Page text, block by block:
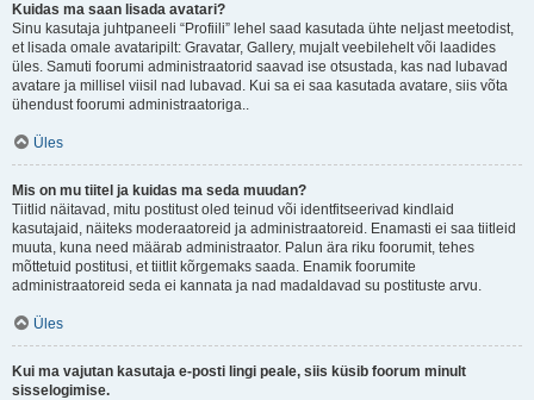
Kuidas ma saan lisada avatari?
Sinu kasutaja juhtpaneeli “Profiili” lehel saad kasutada ühte neljast meetodist,
et lisada omale avataripilt: Gravatar, Gallery, mujalt veebilehelt või laadides
üles. Samuti foorumi administraatorid saavad ise otsustada, kas nad lubavad
avatare ja millisel viisil nad lubavad. Kui sa ei saa kasutada avatare, siis võta
ühendust foorumi administraatoriga..
Üles
Mis on mu tiitel ja kuidas ma seda muudan?
Tiitlid näitavad, mitu postitust oled teinud või identfitseerivad kindlaid
kasutajaid, näiteks moderaatoreid ja administraatoreid. Enamasti ei saa tiitleid
muuta, kuna need määrab administraator. Palun ära riku foorumit, tehes
mõttetuid postitusi, et tiitlit kõrgemaks saada. Enamik foorumite
administraatoreid seda ei kannata ja nad madaldavad su postituste arvu.
Üles
Kui ma vajutan kasutaja e-posti lingi peale, siis küsib foorum minult
sisselogimise.